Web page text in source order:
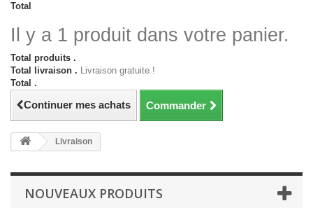
Total
Il y a 1 produit dans votre panier.
Total produits .
Total livraison . Livraison gratuite !
Total .
Continuer mes achats Commander
Livraison
NOUVEAUX PRODUITS